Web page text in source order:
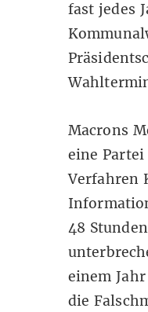
fast jedes
Macrons
eine
Verfahren
48
einem
die